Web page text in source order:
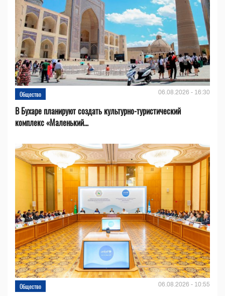
Общество 06.08.2026 - 16:30
В Бухаре планируют создать культурно-туристический
комплекс «Маленький...
Общество 06.08.2026 - 10:55